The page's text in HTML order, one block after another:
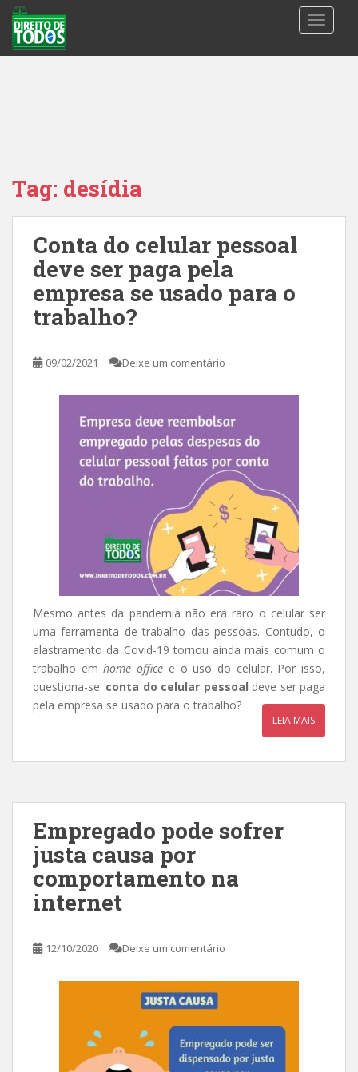
Tag: desídia
Conta do celular pessoal
deve ser paga pela
empresa se usado para o
trabalho?
09/02/2021 Deixe um comentário
Mesmo antes da pandemia não era raro o celular ser
uma ferramenta de trabalho das pessoas. Contudo, o
alastramento da Covid-19 tornou ainda mais comum o
trabalho emhome office e o uso do celular. Por isso,
questiona-se: conta do celular pessoal deve ser paga
pela empresa se usado para o trabalho?
LEIA MAIS
Empregado pode sofrer
justa causa por
comportamento na
internet
12/10/2020 Deixe um comentário